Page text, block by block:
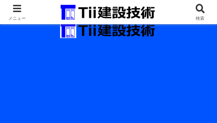
最新の建設技術の情報インフラ。
メニュー 検索